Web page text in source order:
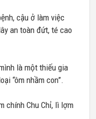
cậu ở làm việc
an toàn đứt, té cao
là một thiếu gia
“ôm nhầm con”.
chính Chu Chỉ, lì lợm